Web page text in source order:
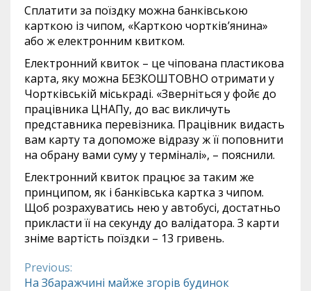
Сплатити за поїздку можна банківською
карткою із чипом, «Карткою чортків’янина»
або ж електронним квитком.
Електронний квиток – це чіпована пластикова
карта, яку можна БЕЗКОШТОВНО отримати у
Чортківській міськраді. «Зверніться у фойє до
працівника ЦНАПу, до вас викличуть
представника перевізника. Працівник видасть
вам карту та допоможе відразу ж її поповнити
на обрану вами суму у терміналі», – пояснили.
Електронний квиток працює за таким же
принципом, як і банківська картка з чипом.
Щоб розрахуватись нею у автобусі, достатньо
прикласти її на секунду до валідатора. З карти
зніме вартість поїздки – 13 гривень.
Continue
Previous:
На Збаражчині майже згорів будинок